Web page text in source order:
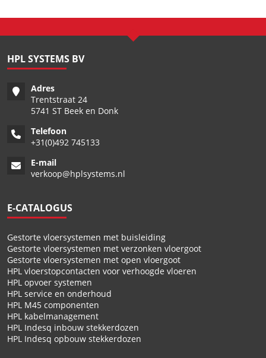
HPL SYSTEMS BV
Adres
Trentstraat 24
5741 ST Beek en Donk
Telefoon
+31(0)492 745133
E-mail
verkoop@hplsystems.nl
E-CATALOGUS
Gestorte vloersystemen met buisleiding
Gestorte vloersystemen met verzonken vloergoot
Gestorte vloersystemen met open vloergoot
HPL vloerstopcontacten voor verhoogde vloeren
HPL opvoer systemen
HPL service en onderhoud
HPL M45 componenten
HPL kabelmanagement
HPL Indesq inbouw stekkerdozen
HPL Indesq opbouw stekkerdozen